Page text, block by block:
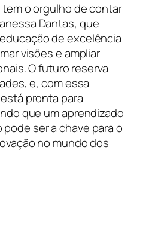
tem o orgulho de contar
Dantas, que
de excelência
visões e ampliar
O futuro reserva
e, com essa
pronta para
que um aprendizado
ser a chave para o
no mundo dos